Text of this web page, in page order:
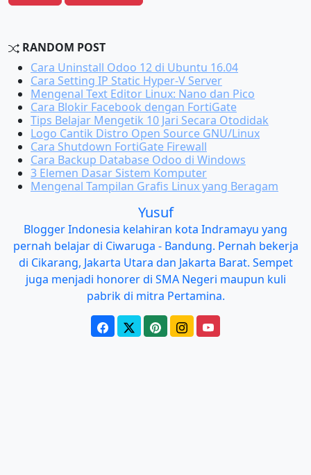
RANDOM POST
Cara Uninstall Odoo 12 di Ubuntu 16.04
Cara Setting IP Static Hyper-V Server
Mengenal Text Editor Linux: Nano dan Pico
Cara Blokir Facebook dengan FortiGate
Tips Belajar Mengetik 10 Jari Secara Otodidak
Logo Cantik Distro Open Source GNU/Linux
Cara Shutdown FortiGate Firewall
Cara Backup Database Odoo di Windows
3 Elemen Dasar Sistem Komputer
Mengenal Tampilan Grafis Linux yang Beragam
Yusuf
Blogger Indonesia kelahiran kota Indramayu yang
pernah belajar di Ciwaruga - Bandung. Pernah bekerja
di Cikarang, Jakarta Utara dan Jakarta Barat. Sempet
juga menjadi honorer di SMA Negeri maupun kuli
pabrik di mitra Pertamina.